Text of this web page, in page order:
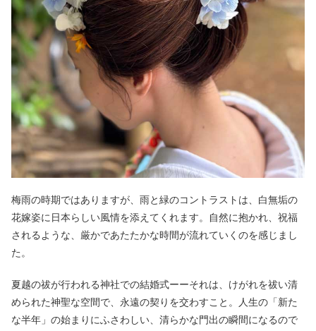
梅雨の時期ではありますが、雨と緑のコントラストは、白無垢の
花嫁姿に日本らしい風情を添えてくれます。自然に抱かれ、祝福
されるような、厳かであたたかな時間が流れていくのを感じまし
た。
夏越の祓が行われる神社での結婚式ーーそれは、けがれを祓い清
められた神聖な空間で、永遠の契りを交わすこと。人生の「新た
な半年」の始まりにふさわしい、清らかな門出の瞬間になるので